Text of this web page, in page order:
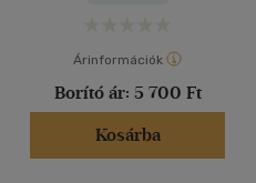
Árinformációk
Borító ár: 5 700 Ft
Kosárba